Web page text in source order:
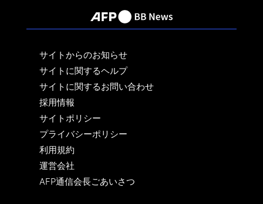
サイトからのお知らせ
サイトに関するヘルプ
サイトに関するお問い合わせ
採用情報
サイトポリシー
プライバシーポリシー
利用規約
運営会社
AFP通信会長ごあいさつ